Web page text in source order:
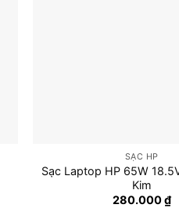
SẠC HP
Sạc Laptop HP 65W
Kim
280.000₫